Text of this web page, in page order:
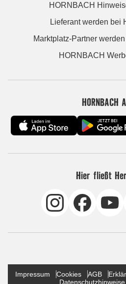
HORNBACH
Lieferant werden bei
Marktplatz-Partner
HORNBACH
HORNBACH
Hier fließt
Impressum Cookies AGB
Datenschutzhinweise